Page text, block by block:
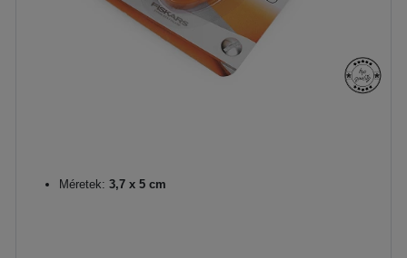
Méretek: 3,7 x 5 cm